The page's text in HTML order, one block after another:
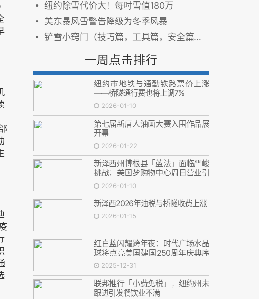
纽约除雪代价大！每吋雪值180万
美东暴风雪警告降级为冬季风暴
铲雪小窍门（技巧篇，工具篇，安全篇）—— 超实用
一周点击排行
纽约市地铁与通勤铁路票价上涨
——桥隧通行费也将上调7%
2026-01-10
第七届新唐人油画大赛入围作品展
开幕
2026-01-22
新泽西州博根县「蓝法」面临严峻
挑战：美国梦购物中心周日营业引
发帕拉默斯市诉讼
2026-01-10
新泽西2026年油税与桥隧收费上涨
2026-01-15
红白蓝闪耀跨年夜：时代广场水晶
球将点亮美国建国250周年庆典序
幕2025-12-31
联邦推行「小费免税」，纽约州未
跟进引发餐饮业不满